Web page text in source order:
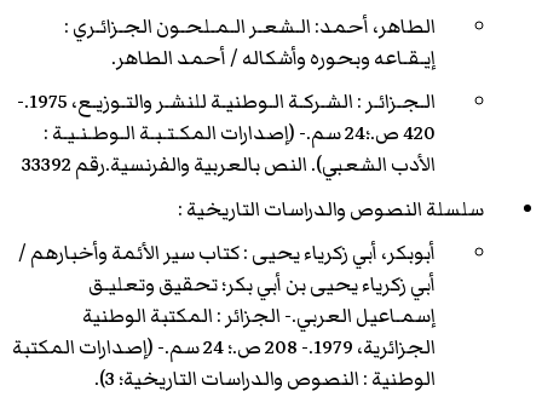
الطاهر، أحمد: الـشعـر الـمـلحـون الجـزائـري :
إيـقـاعه وبحوره وأشكاله / أحمد الطاهر.
الـجـزائـر : الشـركـة الـوطنيـة للنشـر والتـوزيـع، 1975.-
420 ص.؛24 سم.- (إصدارات المكـتـبـة الـوطـنـيـة :
الأدب الشعبي). النص بالعربية والفرنسية.رقم 33392
سلسلة النصوص والدراسات التاريخية :
أبوبكر، أبي زكرياء يحيى : كتاب سير الأئمة وأخبارهم /
أبي زكرياء يحيى بن أبي بكر؛ تحقيق وتعليـق
إسمـاعيل العربي.- الجزائر : المكتبة الوطنية
الجزائرية، 1979.- 208 ص.؛ 24 سم.- (إصدارات المكتبة
الوطنية : النصوص والدراسات التاريخية؛ 3).